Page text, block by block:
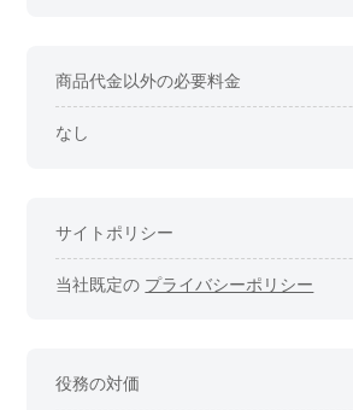
商品代金以外の必要料金
なし
サイトポリシー
当社既定の プライバシーポリシー
役務の対価